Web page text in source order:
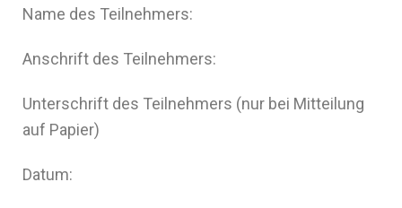
Name des Teilnehmers:
Anschrift des Teilnehmers:
Unterschrift des Teilnehmers (nur bei Mitteilung
auf Papier)
Datum: